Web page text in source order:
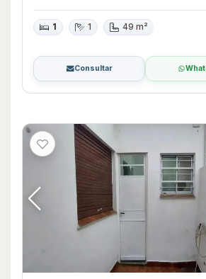
1 1 49 m²
Consultar